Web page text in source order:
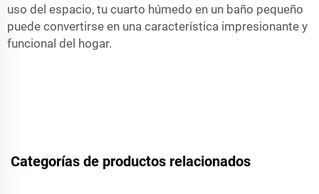
uso del espacio, tu cuarto húmedo en un baño pequeño
puede convertirse en una característica impresionante y
funcional del hogar.
Categorías de productos relacionados